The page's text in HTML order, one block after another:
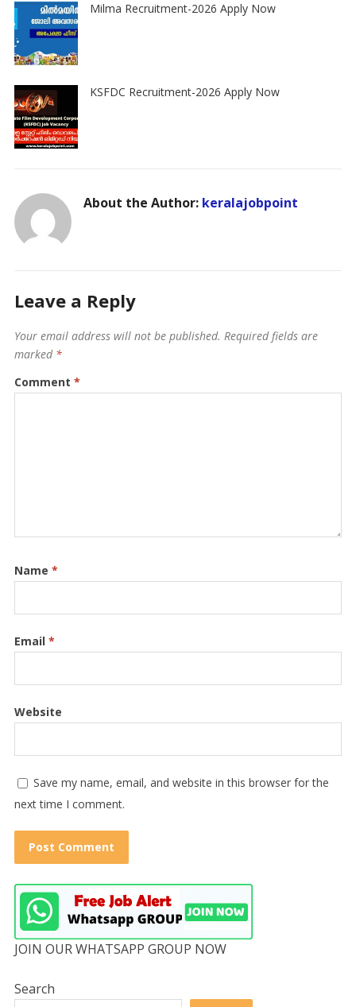
Milma Recruitment-2026 Apply Now
KSFDC Recruitment-2026 Apply Now
About the Author: keralajobpoint
Leave a Reply
Your email address will not be published. Required fields are
marked *
Comment *
Name *
Email *
Website
Save my name, email, and website in this browser for the
next time I comment.
JOIN OUR WHATSAPP GROUP NOW
Search